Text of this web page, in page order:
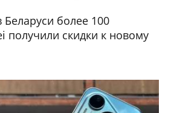
более 100
получили скидки к новому